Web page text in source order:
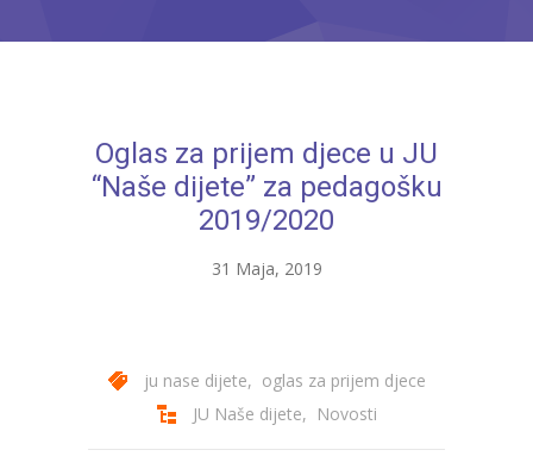
---- Ciciban
---- Pčelica
---- Poletarac
Oglas za prijem djece u JU
“Naše dijete” za pedagošku
2019/2020
31 Maja, 2019
ju nase dijete, oglas za prijem djece
JU Naše dijete, Novosti